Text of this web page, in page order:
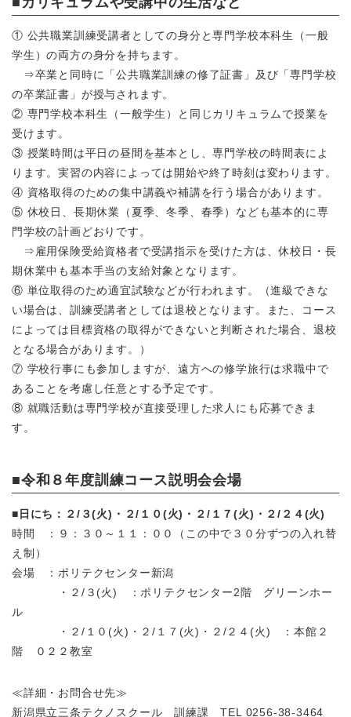
① 公共職業訓練受講者としての身分と専門学校本科生（一般
学生）の両方の身分を持ちます。
⇒卒業と同時に「公共職業訓練の修了証書」及び「専門学校
の卒業証書」が授与されます。
② 専門学校本科生（一般学生）と同じカリキュラムで授業を
受けます。
③ 授業時間は平日の昼間を基本とし、専門学校の時間表によ
ります。実習の内容によっては開始や終了時刻は変わります。
④ 資格取得のための集中講義や補講を行う場合があります。
⑤ 休校日、長期休業（夏季、冬季、春季）なども基本的に専
門学校の計画どおりです。
⇒雇用保険受給資格者で受講指示を受けた方は、休校日・長
期休業中も基本手当の支給対象となります。
⑥ 単位取得のため適宜試験などが行われます。（進級できな
い場合は、訓練受講者としては退校となります。また、コース
によっては目標資格の取得ができないと判断された場合、退校
となる場合があります。）
⑦ 学校行事にも参加しますが、遠方への修学旅行は求職中で
あることを考慮し任意とする予定です。
⑧ 就職活動は専門学校が直接受理した求人にも応募できま
す。
■令和８年度訓練コース説明会会場
■日にち：２/３(火)・ ２/１０(火)・２/１７(火)・２/２４(火)
時間 ：９：３０～１１：００（この中で３０分ずつの入れ替
え制）
会場 ：ポリテクセンター新潟
・２/３(火) ：ポリテクセンター2階 グリーンホー
ル
・２/１０(火)・２/１７(火)・２/２４(火) ：本館２
階 ０２２教室
≪詳細・お問合せ先≫
新潟県立三条テクノスクール 訓練課 TEL 0256-38-3464